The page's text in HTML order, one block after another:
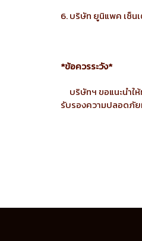
6. บริษัท ยูนิแพค เซ็น
*ข้อควรระวัง*
บริษัทฯ ขอแนะนำใ
รับรองความปลอดภั